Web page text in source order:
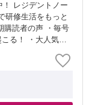
！ レジデントノー
研修生活をもっと
購読者の声 ・毎号
る！ ・大人気連
強の習慣がつく！
...